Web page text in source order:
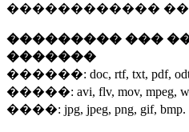
������������
��������� ���
�������
������: doc, rtf, txt, pdf,
�����: avi, flv, mov, mpeg,
����: jpg, jpeg, png, gif, bmp.